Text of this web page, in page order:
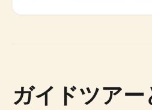
ガイドツアー